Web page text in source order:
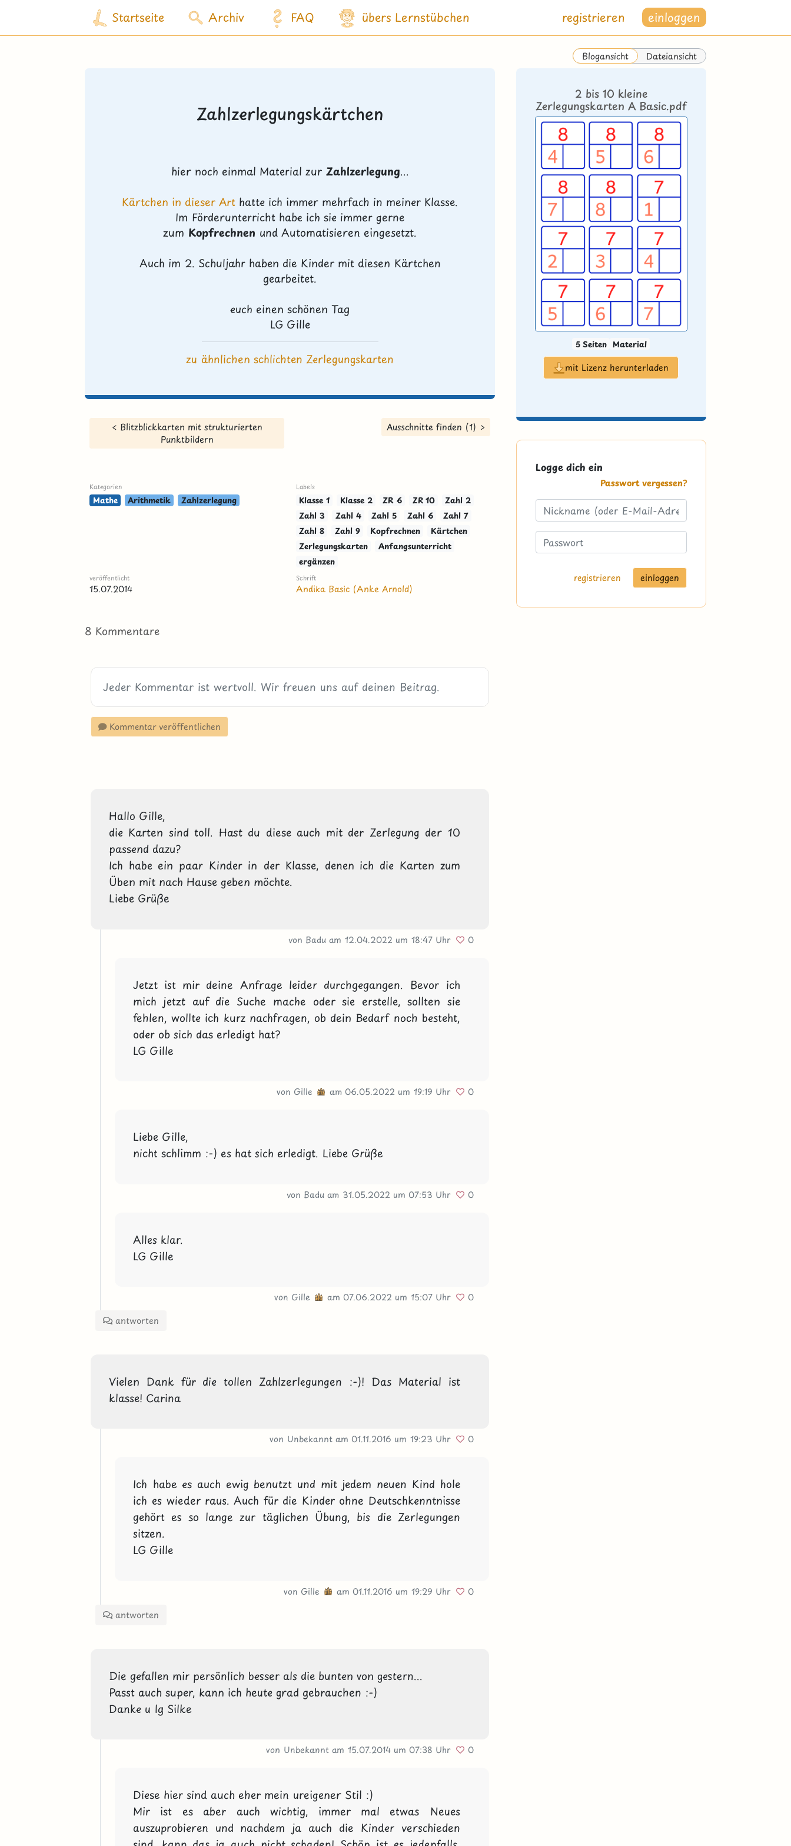
Startseite Archiv FAQ übers Lernstübchen registrieren einloggen
Blogansicht Dateiansicht
Zahlzerlegungskärtchen
hier noch einmal Material zur Zahlzerlegung...
Kärtchen in dieser Art hatte ich immer mehrfach in meiner Klasse.
Im Förderunterricht habe ich sie immer gerne
zum Kopfrechnen und Automatisieren eingesetzt.
Auch im 2. Schuljahr haben die Kinder mit diesen Kärtchen
gearbeitet.
euch einen schönen Tag
LG Gille
zu ähnlichen schlichten Zerlegungskarten
< Blitzblickkarten mit strukturierten
Punktbildern
Ausschnitte finden (1) >
Kategorien
Mathe Arithmetik Zahlzerlegung
Labels
Klasse 1 Klasse 2 ZR 6 ZR 10
Zahl 2
Zahl 3
Zahl 4 Zahl 5 Zahl 6
Zahl 7
Zahl 8
Zahl 9 Kopfrechnen
Kärtchen
Zerlegungskarten
Anfangsunterricht
ergänzen
veröffentlicht
15.07.2014
Schrift
Andika Basic (Anke Arnold)
8 Kommentare
Kommentar veröffentlichen
Hallo Gille,
die Karten sind toll. Hast du diese auch mit der Zerlegung der 10
passend dazu?
Ich habe ein paar Kinder in der Klasse, denen ich die Karten zum
Üben mit nach Hause geben möchte.
Liebe Grüße
von Baduam 12.04.2022 um 18:47 Uhr 0
Jetzt ist mir deine Anfrage leider durchgegangen. Bevor ich
mich jetzt auf die Suche mache oder sie erstelle, sollten sie
fehlen, wollte ich kurz nachfragen, ob dein Bedarf noch besteht,
oder ob sich das erledigt hat?
LG Gille
von Gille am 06.05.2022 um 19:19 Uhr 0
Liebe Gille,
nicht schlimm :-) es hat sich erledigt. Liebe Grüße
von Baduam 31.05.2022 um 07:53 Uhr 0
Alles klar.
LG Gille
von Gille am 07.06.2022 um 15:07 Uhr 0
antworten
Vielen Dank für die tollen Zahlzerlegungen :-)! Das Material ist
klasse! Carina
von Unbekanntam 01.11.2016 um 19:23 Uhr 0
Ich habe es auch ewig benutzt und mit jedem neuen Kind hole
ich es wieder raus. Auch für die Kinder ohne Deutschkenntnisse
gehört es so lange zur täglichen Übung, bis die Zerlegungen
sitzen.
LG Gille
von Gille am 01.11.2016 um 19:29 Uhr 0
antworten
Die gefallen mir persönlich besser als die bunten von gestern...
Passt auch super, kann ich heute grad gebrauchen :-)
Danke u lg Silke
von Unbekanntam 15.07.2014 um 07:38 Uhr 0
Diese hier sind auch eher mein ureigener Stil :)
Mir ist es aber auch wichtig, immer mal etwas Neues
auszuprobieren und nachdem ja auch die Kinder verschieden
2 bis 10 kleine
Zerlegungskarten A Basic.pdf
5 Seiten Material
mit Lizenz herunterladen
Logge dich ein
Passwort vergessen?
registrieren